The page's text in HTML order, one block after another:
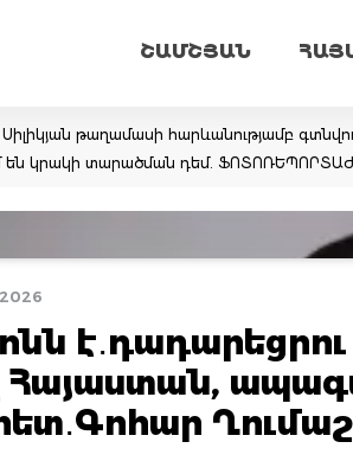
ՇԱՄՇՅԱՆ
թաղամասի հարևանությամբ
են կրակի տարածման դեմ.
Հայաստան,